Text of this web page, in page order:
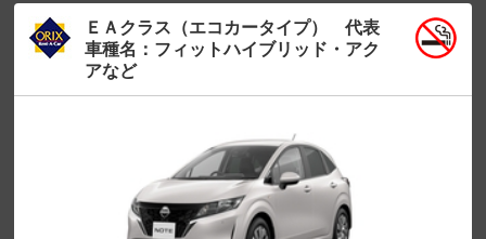
ＥＡクラス（エコカータイプ） 代表
車種名：フィットハイブリッド・アク
アなど